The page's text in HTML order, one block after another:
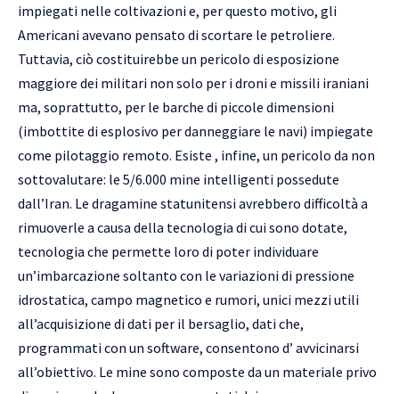
impiegati nelle coltivazioni e, per questo motivo, gli
Americani avevano pensato di scortare le petroliere.
Tuttavia, ciò costituirebbe un pericolo di esposizione
maggiore dei militari non solo per i droni e missili iraniani
ma, soprattutto, per le barche di piccole dimensioni
(imbottite di esplosivo per danneggiare le navi) impiegate
come pilotaggio remoto. Esiste , infine, un pericolo da non
sottovalutare: le 5/6.000 mine intelligenti possedute
dall’Iran. Le dragamine statunitensi avrebbero difficoltà a
rimuoverle a causa della tecnologia di cui sono dotate,
tecnologia che permette loro di poter individuare
un’imbarcazione soltanto con le variazioni di pressione
idrostatica, campo magnetico e rumori, unici mezzi utili
all’acquisizione di dati per il bersaglio, dati che,
programmati con un software, consentono d’ avvicinarsi
all’obiettivo. Le mine sono composte da un materiale privo